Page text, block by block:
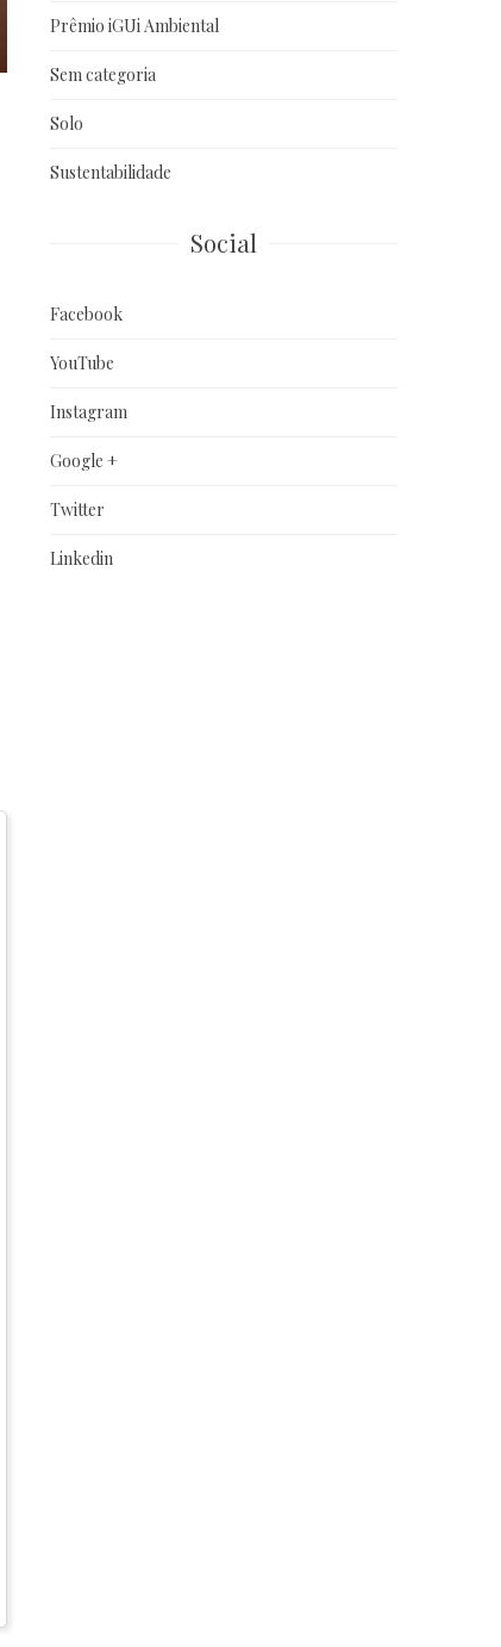
Prêmio iGUi Ambiental
Sem categoria
Solo
Sustentabilidade
Social
Facebook
YouTube
Instagram
Google +
Twitter
Linkedin